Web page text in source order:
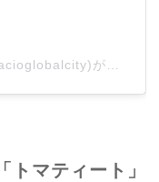
「トマティート」